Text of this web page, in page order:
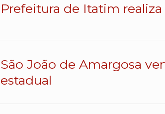
Prefeitura de Itatim
São João de Amargosa
estadual